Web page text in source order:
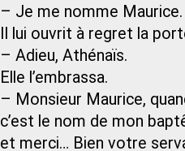
– Je me nomme Maurice.
Il lui ouvrit à regret la
– Adieu, Athénaïs.
Elle l’embrassa.
– Monsieur Maurice,
c’est le nom de mon
et merci… Bien votre